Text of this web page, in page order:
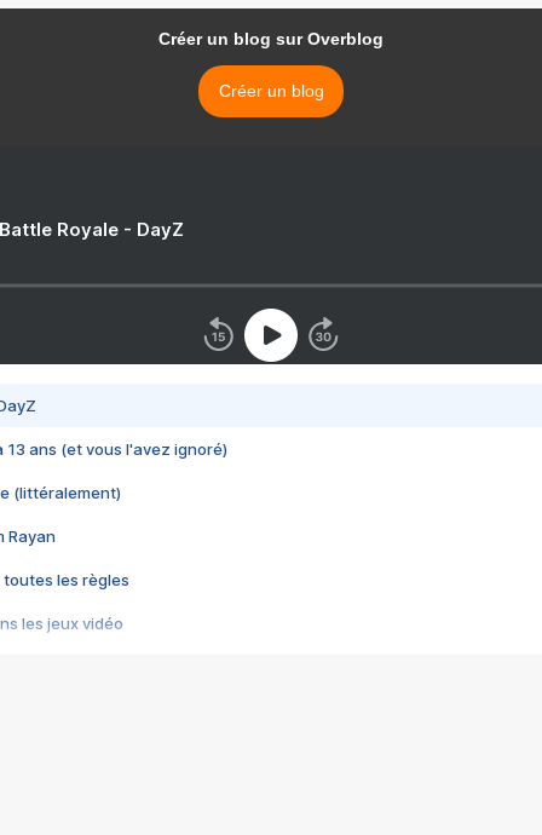
Créer un blog sur Overblog
Créer un blog
Royale - DayZ
13 ans (et vous l'avez ignoré)
(littéralement)
Rayan
toutes les règles
les jeux vidéo